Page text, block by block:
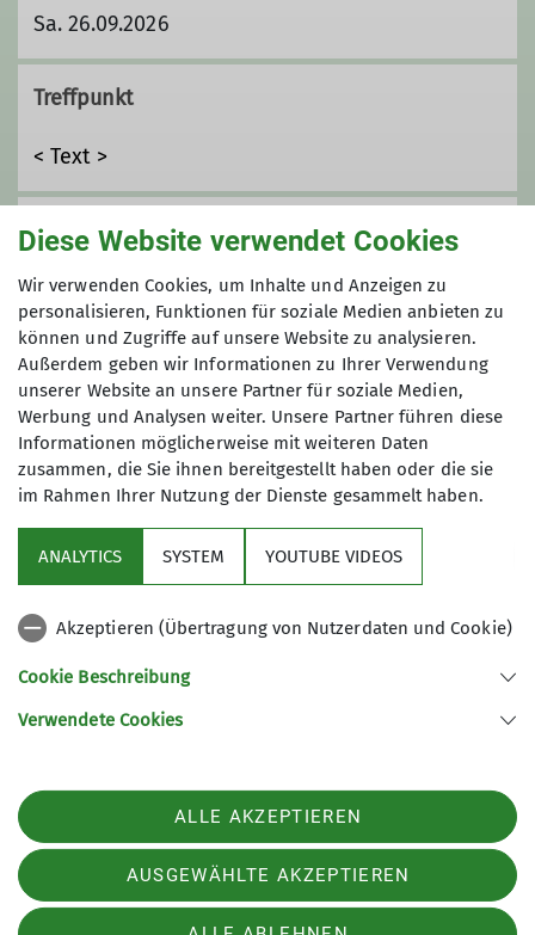
Sa. 26.09.2026
Treffpunkt
< Text >
Gruppe
Kanugruppe
Beschreibung Kanugruppe (Datenobjekt)
Wir sind eine Gruppe von
erwachsenen Kanuwanderern/-innen,
die begeistert von diesem Natursport
sind und die Zeiten auf fließenden
und stehenden Gewässern in der
näheren (Innerste, Leine) und
weiteren Umgebung (Weser, Aller,
Elbe) sehr genießen.
Die beste Gelegenheit, uns und das
Hausfluss – der Innerste – bzw. in den
Wintermonaten der
Kanugruppenstammtisch. Schaut
einfach mal vorbei.
Mitzubringen sind lediglich Freude an
Aktuelles
Referate
Lerchenkamp 52
31137 Hildesheim
Telefon +495121134208
Datenschutz-Einstellungen
Datenschutz
Impressum
Diese Website verwendet Cookies
Wir verwenden Cookies, um Inhalte und Anzeigen zu
personalisieren, Funktionen für soziale Medien anbieten zu
können und Zugriffe auf unsere Website zu analysieren.
Außerdem geben wir Informationen zu Ihrer Verwendung
unserer Website an unsere Partner für soziale Medien,
Werbung und Analysen weiter. Unsere Partner führen diese
Informationen möglicherweise mit weiteren Daten
zusammen, die Sie ihnen bereitgestellt haben oder die sie
im Rahmen Ihrer Nutzung der Dienste gesammelt haben.
ANALYTICS SYSTEM YOUTUBE VIDEOS
Akzeptieren (Übertragung von Nutzerdaten und Cookie)
Cookie Beschreibung
Verwendete Cookies
ALLE AKZEPTIEREN
AUSGEWÄHLTE AKZEPTIEREN